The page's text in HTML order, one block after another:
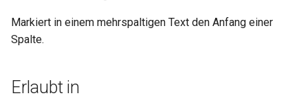
w
Textkonstitution
Erschliessungsrichtlinien
Trennregeln
Liste von Abkürzungen
Inhaltsmodell
Attribute
@n
Markiert in einem mehrspaltigen Text den Anfang einer
Spalte.
Erlaubt in